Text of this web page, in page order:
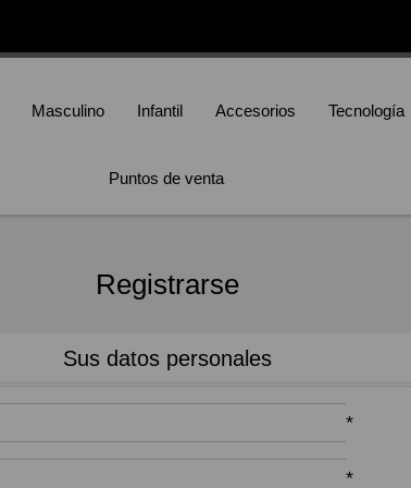
Masculino Infantil Accesorios Tecnología
Puntos de venta
Registrarse
Sus datos personales
*
*